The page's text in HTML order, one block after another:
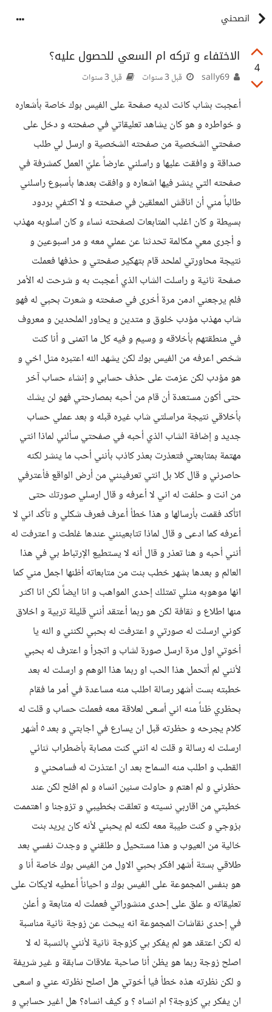
انصحني
4
الاختفاء و تركه ام السعي للحصول عليه؟
قبل 3 سنوات قبل 3 سنوات
أعجبت بشاب كانت لديه صفحة على الفيس بوك خاصة بأشعاره
و خواطره و هو كان يشاهد تعليقاتي في صفحته و دخل على
صفحتي الشخصية من صفحته الشخصية و ارسل لي طلب
صداقة و وافقت عليها و راسلني عارضاً عليّ العمل كمشرفة في
صفحته التي ينشر فيها اشعاره و وافقت بعدها بأسبوع راسلني
طالباً مني أن اناقش المعلقين في صفحته و لا اكتفي بردود
بسيطة و كان اغلب المتابعات لصفحته نساء و كان اسلوبه مهذب
و أجرى معي مكالمة تحدثنا عن عملي معه و مر اسبوعين و
نتيجة محاورتي لملحد قام بتهكير صفحتي و حذفها فعملت
صفحة ثانية و راسلت الشاب الذي أعجبت به و شرحت له الأمر
فلم يرجعني ادمن مرة أخرى في صفحته و شعرت بحبي له فهو
شاب مهذب مؤدب خلوق و متدين و يحاور الملحدين و معروف
في منطقتهم بأخلاقه و وسيم و فيه كل ما اتمنى و أنا كنت
شخص اعرفه من الفيس بوك لكن يشهد الله اعتبره مثل اخي و
هو مؤدب لكن عزمت على حذف حسابي و إنشاء حساب آخر
حتى أكون مستعدة أن قام من أحبه بمصارحتي فهو لن يشك
بأخلاقي نتيجة مراسلتي شاب غيره قبله و بعد عملي حساب
جديد و إضافة الشاب الذي أحبه في صفحتي سألني لماذا انتي
مهتمة بمتابعتي فتعذرت بعذر كاذب بأنني أحب ما ينشر لكنه
حاصرني و قال كلا بل انتي تعرفينني من أرض الواقع فأعترفي
من انت و حلفت له اني لا أعرفه و قال ارسلي صورتك حتى
اتأكد فقمت بأرسالها و هذا خطأ أعرف فعرف شكلي و تأكد اني لا
أعرفه كما ادعى و قال لماذا تتابعينني عندها غلطت و اعترفت له
أنني أحبه و هنا تعذر و قال أنه لا يستطيع الإرتباط بي في هذا
العالم و بعدها بشهر خطب بنت من متابعاته أظنها اجمل مني كما
انها موهوبه مثلي تمتلك إحدى المواهب و انا ايضاً لكن انا اكثر
منها اطلاع و ثقافة لكن هو ربما أعتقد أنني قليلة تربية و اخلاق
كوني ارسلت له صورتي و اعترفت له بحبي لكنني و الله يا
أخوتي اول مرة ارسل صورة لشاب و اتجرأ و اعترف له بحبي
لأنني لم أتحمل هذا الحب او ربما هذا الوهم و ارسلت له بعد
خطبته بست أشهر رسالة اطلب منه مساعدة في أمر ما فقام
بحظري ظناً منه اني أسعى لعلاقة معه فعملت حساب و قلت له
كلام يجرحه و حظرته قبل ان يسارع في اجابتي و بعد ٥ أشهر
ارسلت له رسالة و قلت له انني كنت مصابة بأضطراب ثنائي
القطب و اطلب منه السماح بعد ان اعتذرت له فسامحني و
حظرني و لم اهتم و حاولت سنين انساه و لم افلح لكن عند
خطبتي من اقاربي نسيته و تعلقت بخطيبي و تزوجنا و اهتممت
بزوجي و كنت طيبة معه لكنه لم يحبني لأنه كان يريد بنت
خالية من العيوب و هذا مستحيل و طلقني و وجدت نفسي بعد
طلاقي بستة أشهر افكر بحبي الاول من الفيس بوك خاصة أنا و
هو بنفس المجموعة على الفيس بوك و احياناً أعطيه لايكات على
تعليقاته و علق على إحدى منشوراتي فعملت له متابعة و أعلن
في إحدى نقاشات المجموعة انه يبحث عن زوجة ثانية مناسبة
له لكن اعتقد هو لم يفكر بي كزوجة ثانية لأنني بالنسبة له لا
اصلح زوجة ربما هو يظن أنا صاحبة علاقات سابقة و غير شريفة
و لكن نظرته هذه خطأ فيا أخوتي هل اصلح نظرته عني و اسعى
ان يفكر بي كزوجة؟ ام انساه ؟ و كيف انساه؟ هل اغير حسابي و